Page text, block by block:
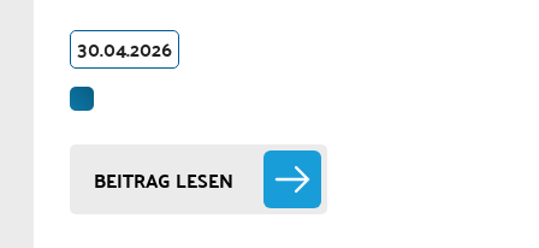
30.04.2026
BEITRAG LESEN